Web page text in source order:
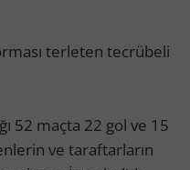
terleten tecrübeli
52 maçta 22 gol ve 15
ve taraftarların